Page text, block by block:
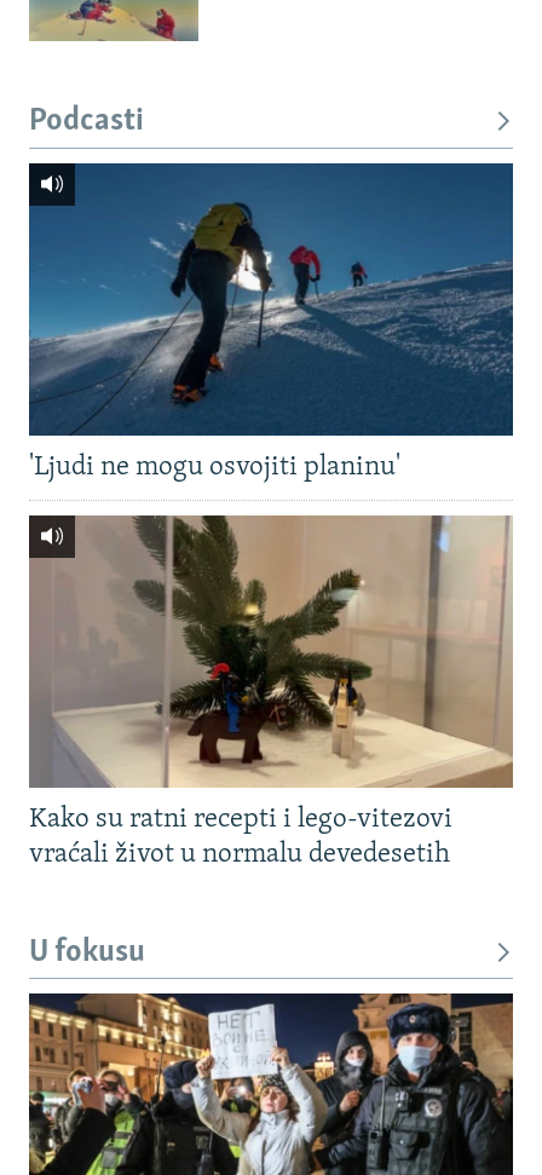
Podcasti
'Ljudi ne mogu osvojiti planinu'
Kako su ratni recepti i lego-vitezovi
vraćali život u normalu devedesetih
U fokusu